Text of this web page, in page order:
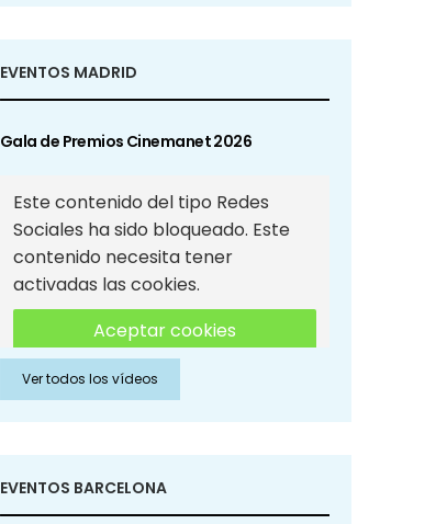
EVENTOS MADRID
Gala de Premios Cinemanet 2026
Este contenido del tipo Redes
Sociales ha sido bloqueado. Este
contenido necesita tener
activadas las cookies.
Aceptar cookies
Aceptar cookies de Redes
Sociales
Ver todos los vídeos
EVENTOS BARCELONA